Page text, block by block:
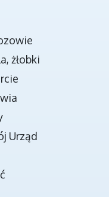
MIEJSKIEJ
żłobki
Urząd